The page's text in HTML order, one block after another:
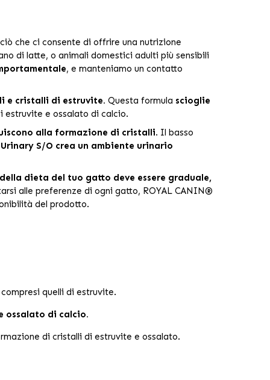
che ci consente di offrire una nutrizione
di latte, o animali domestici adulti più sensibili
, e manteniamo un contatto
e cristalli di estruvite. Questa formula scioglie
estruvite e ossalato di calcio.
alla formazione di cristalli. Il basso
S/O crea un ambiente urinario
dieta del tuo gatto deve essere graduale,
alle preferenze di ogni gatto, ROYAL CANIN®
del prodotto.
quelli di estruvite.
ossalato di calcio.
di cristalli di estruvite e ossalato.